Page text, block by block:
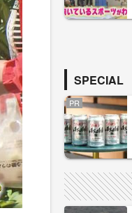
SPECIAL
PR